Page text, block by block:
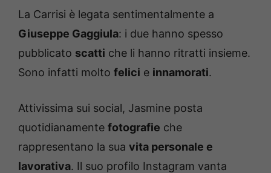
La Carrisi è legata sentimentalmente a
Giuseppe Gaggiula: i due hanno spesso
pubblicato scatti che li hanno ritratti insieme.
Sono infatti molto felici e innamorati.
Attivissima sui social, Jasmine posta
quotidianamente fotografie che
rappresentano la sua vita personale e
lavorativa. Il suo profilo Instagram vanta